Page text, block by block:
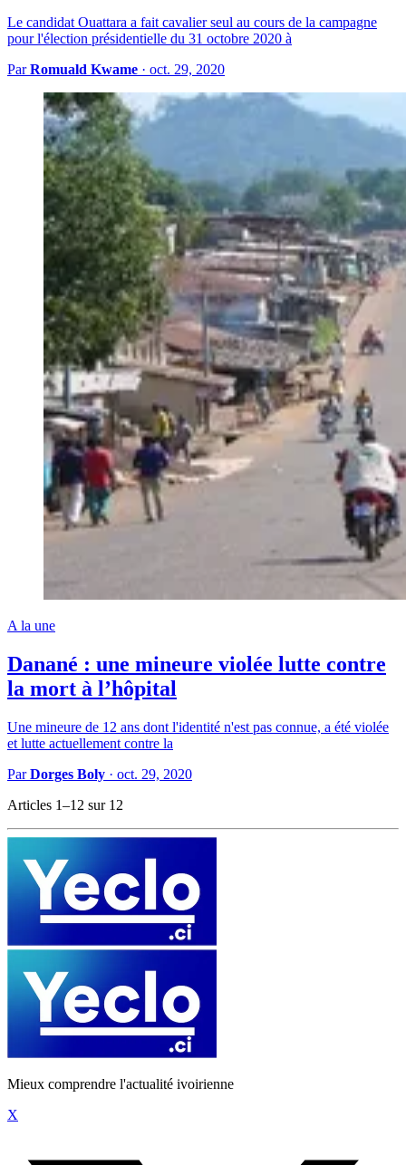
Le candidat Ouattara a fait cavalier seul au cours de la campagne
pour l'élection présidentielle du 31 octobre 2020 à
ParRomuald Kwame · oct. 29, 2020
A la une
Danané : une mineure violée lutte contre
la mort à l’hôpital
Une mineure de 12 ans dont l'identité n'est pas connue, a été violée
et lutte actuellement contre la
ParDorges Boly · oct. 29, 2020
Articles 1–12 sur 12
Mieux comprendre l'actualité ivoirienne
X